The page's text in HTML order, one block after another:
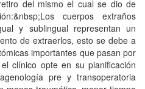
del mismo el cual se dio de
cuerpos extraños
y sublingual representan un
de extraerlos, esto se debe a
importantes que pasan por
clínico opte en su planificación
pre y transoperatoria